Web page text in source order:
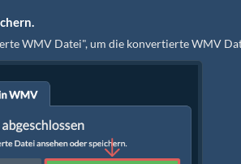
WMV Datei", um die konvertierte WMV